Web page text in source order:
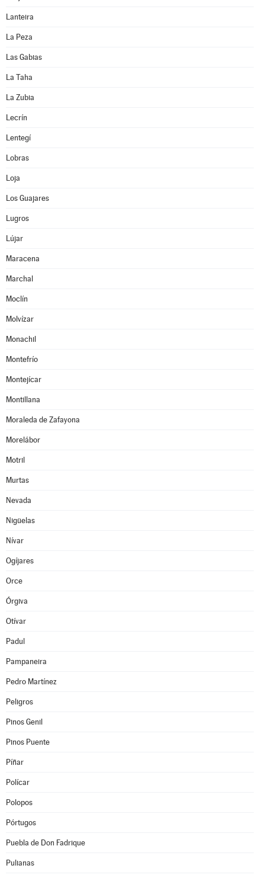
Lanteira
La Peza
Las Gabias
La Taha
La Zubia
Lecrín
Lentegí
Lobras
Loja
Los Guajares
Lugros
Lújar
Maracena
Marchal
Moclín
Molvízar
Monachil
Montefrío
Montejícar
Montillana
Moraleda de Zafayona
Morelábor
Motril
Murtas
Nevada
Nigüelas
Nívar
Ogíjares
Orce
Órgiva
Otívar
Padul
Pampaneira
Pedro Martínez
Peligros
Pinos Genil
Pinos Puente
Píñar
Polícar
Polopos
Pórtugos
Puebla de Don Fadrique
Pulianas